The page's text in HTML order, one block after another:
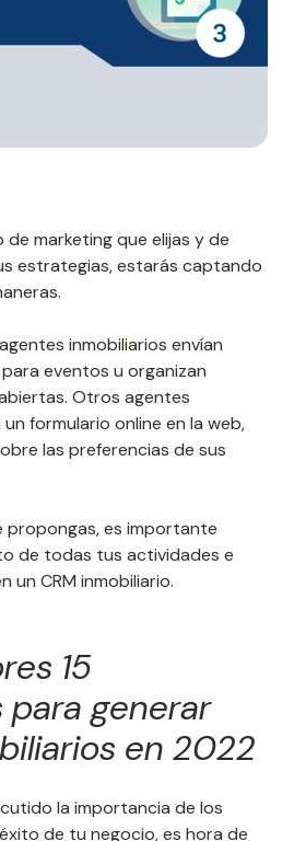
marketing que elijas y de
estrategias, estarás captando
inmobiliarios envían
eventos u organizan
Otros agentes
formulario online en la web,
las preferencias de sus
propongas, es importante
de todas tus actividades e
un CRM inmobiliario.
15
generar
en 2022
la importancia de los
de tu negocio, es hora de